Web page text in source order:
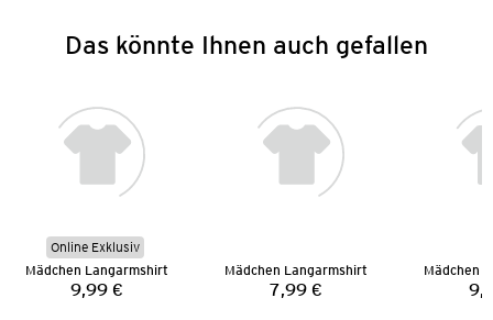
Das könnte Ihnen auch gefallen
Online Exklusiv
Mädchen Langarmshirt
Preis:
9,99 €
Mädchen Langarmshirt
Preis:
7,99 €
Mädchen